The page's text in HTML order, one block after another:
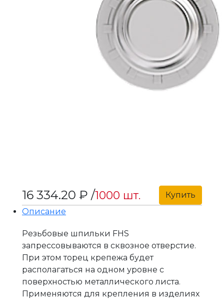
16 334.20 ₽ /1000 шт.
Купить
Описание
Резьбовые шпильки FHS
запрессовываются в сквозное отверстие.
При этом торец крепежа будет
располагаться на одном уровне с
поверхностью металлического листа.
Применяются для крепления в изделиях